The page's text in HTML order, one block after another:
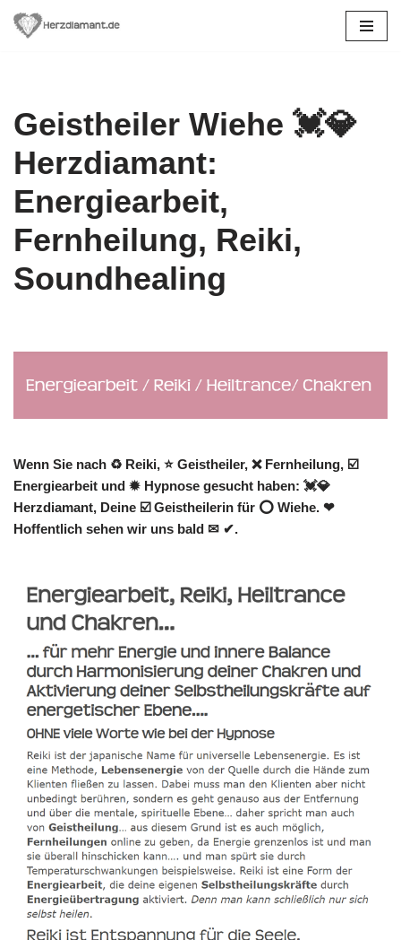
Geistheiler Wiehe 💓️💎
Herzdiamant:
Energiearbeit,
Fernheilung, Reiki,
Soundhealing
Wenn Sie nach ♻ Reiki, ⭐ Geistheiler, ❌ Fernheilung, ☑️
Energiearbeit und ✹ Hypnose gesucht haben: 💓️💎
Herzdiamant, Deine ☑️ Geistheilerin für ⭕ Wiehe. ❤
Hoffentlich sehen wir uns bald ✉ ✔.